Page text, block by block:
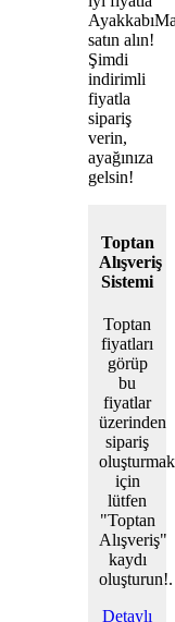
satın alın!
Şimdi
indirimli
fiyatla
sipariş
verin,
ayağınıza
gelsin!
Toptan
Alışveriş
Sistemi
Toptan
fiyatları
görüp
bu
fiyatlar
üzerinden
sipariş
oluşturmak
için
lütfen
"Toptan
Alışveriş"
kaydı
oluşturun!.
Detaylı